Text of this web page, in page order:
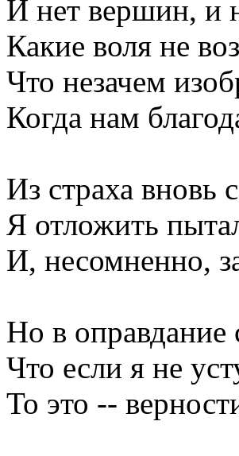
И нет вершин, и
Какие воля не
Что незачем
Когда нам
Из страха вновь
Я отложить
И, несомненно,
Но в оправдание
Что если я не
То это --